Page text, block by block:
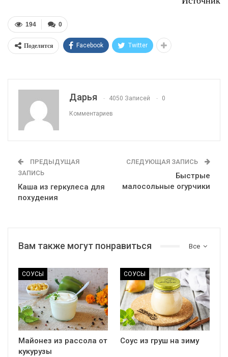
0
194
Поделится Facebook Twitter
Дарья 4050 Записей 0
Комментариев
ПРЕДЫДУЩАЯ
ЗАПИСЬ
Каша из геркулеса для
похудения
СЛЕДУЮЩАЯ ЗАПИСЬ
Быстрые
малосольные огурчики
Все
Вам также могут понравиться
СОУСЫ
Майонез из рассола от
кукурузы
СОУСЫ
Соус из груш на зиму